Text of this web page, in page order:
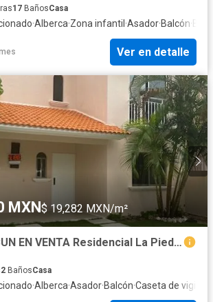
17 BañosCasa
·Alberca·Zona infantil ·Asador·Balcón·
Ver en detalle
MXN$ 19,282 MXN/m²
CASA EN CANCUN EN VENTA Residencial La Piedra II
2 BañosCasa
·Alberca·Asador·Balcón·Caseta de